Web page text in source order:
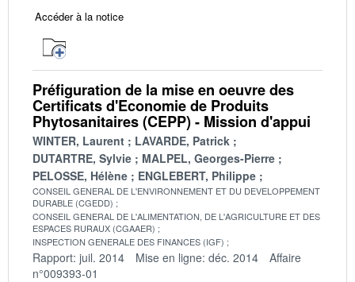
Accéder à la notice
Préfiguration de la mise en oeuvre des
Certificats d'Economie de Produits
Phytosanitaires (CEPP) - Mission d'appui
WINTER, Laurent
LAVARDE, Patrick
DUTARTRE, Sylvie
MALPEL, Georges-Pierre
PELOSSE, Hélène
ENGLEBERT, Philippe
CONSEIL GENERAL DE L'ENVIRONNEMENT ET DU DEVELOPPEMENT
DURABLE (CGEDD)
CONSEIL GENERAL DE L'ALIMENTATION, DE L'AGRICULTURE ET DES
ESPACES RURAUX (CGAAER)
INSPECTION GENERALE DES FINANCES (IGF)
Rapport: juil. 2014 Mise en ligne: déc. 2014
Affaire
n°009393-01